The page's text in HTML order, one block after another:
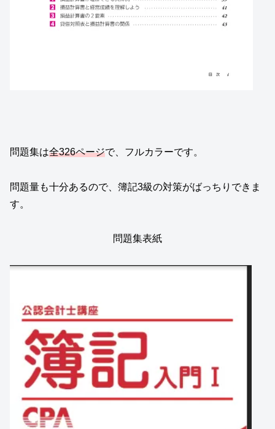
問題集は全326ページで、フルカラーです。
問題量も十分あるので、簿記3級の対策がばっちりできま
す。
問題集表紙